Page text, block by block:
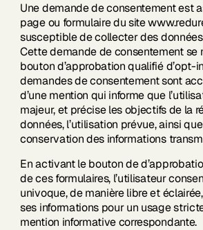
Une demande de consentement est
page ou formulaire du site
susceptible de collecter des
Cette demande de consentement se
bouton d’approbation qualifié d’opt-
demandes de consentement sont
d’une mention qui informe que
majeur, et précise les objectifs de la
données, l’utilisation prévue, ainsi
conservation des informations
En activant le bouton de
de ces formulaires, l’utilisateur
univoque, de manière libre et
ses informations pour un usage
mention informative correspondante.